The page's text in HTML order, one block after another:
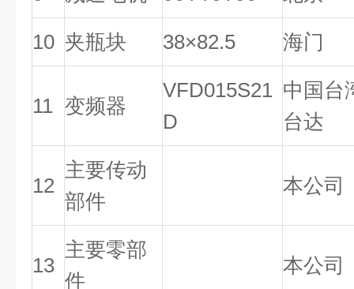
10 夹瓶块 38×82.5 海门
11 变频器
VFD015S21
D
中国台
台达
12
主要传动
部件
本公司
13
主要零部
件
本公司